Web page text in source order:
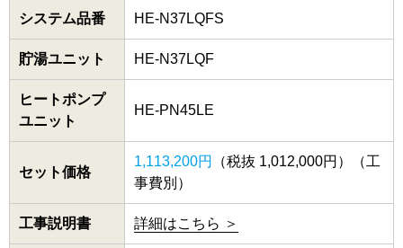
システム品番 HE-N37LQFS
貯湯ユニット HE-N37LQF
ヒートポンプ
ユニット
HE-PN45LE
セット価格
1,113,200円
（税抜 1,012,000円）（工
事費別）
工事説明書 詳細はこちら ＞